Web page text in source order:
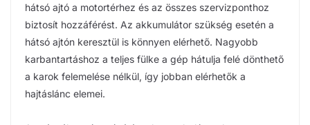
hátsó ajtó a motortérhez és az összes szervizponthoz
biztosít hozzáférést. Az akkumulátor szükség esetén a
hátsó ajtón keresztül is könnyen elérhető. Nagyobb
karbantartáshoz a teljes fülke a gép hátulja felé dönthető
a karok felemelése nélkül, így jobban elérhetők a
hajtáslánc elemei.